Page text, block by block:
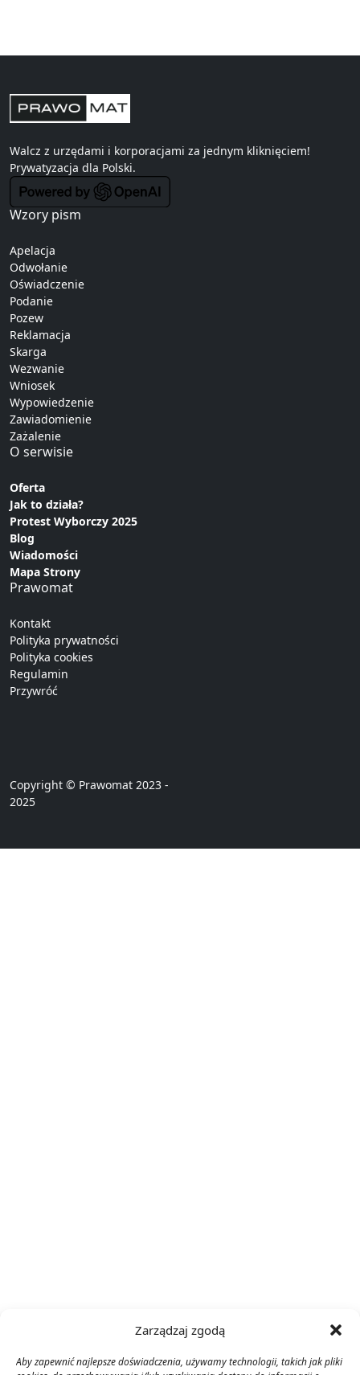
Zarządzaj zgodą
Aby zapewnić najlepsze doświadczenia, używamy technologii, takich jak pliki
Walcz z urzędami i korporacjami za jednym kliknięciem!
Prywatyzacja dla Polski.
Wzory pism
Apelacja
Odwołanie
Oświadczenie
Podanie
Pozew
Reklamacja
Skarga
Wezwanie
Wniosek
Wypowiedzenie
Zawiadomienie
Zażalenie
O serwisie
Oferta
Jak to działa?
Protest Wyborczy 2025
Blog
Wiadomości
Mapa Strony
Prawomat
Kontakt
Polityka prywatności
Polityka cookies
Regulamin
Przywróć
Copyright © Prawomat 2023 -
2025